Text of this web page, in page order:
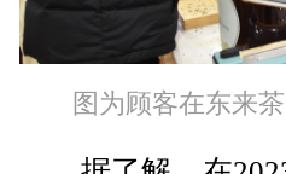
图为顾客在东来